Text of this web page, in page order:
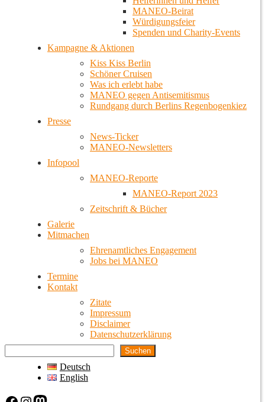
MANEO-Beirat
Würdigungsfeier
Spenden und Charity-Events
Kampagne & Aktionen
Kiss Kiss Berlin
Schöner Cruisen
Was ich erlebt habe
MANEO gegen Antisemitismus
Rundgang durch Berlins Regenbogenkiez
Presse
News-Ticker
MANEO-Newsletters
Infopool
MANEO-Reporte
MANEO-Report 2023
Zeitschrift & Bücher
Galerie
Mitmachen
Ehrenamtliches Engagement
Jobs bei MANEO
Termine
Kontakt
Zitate
Impressum
Disclaimer
Datenschutzerklärung
Suchen
Deutsch
English